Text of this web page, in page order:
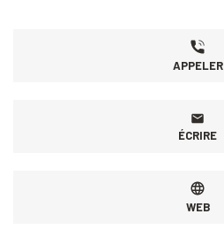
APPELER
ÉCRIRE
WEB